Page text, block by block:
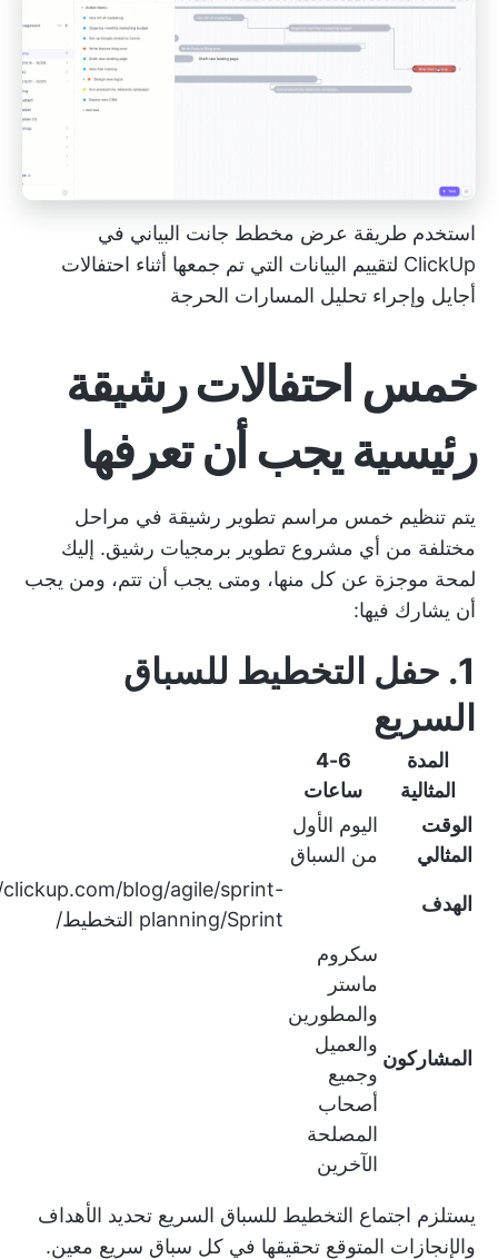
استخدم طريقة عرض مخطط جانت البياني في
ClickUp لتقييم البيانات التي تم جمعها أثناء احتفالات
أجايل وإجراء تحليل المسارات الحرجة
خمس احتفالات رشيقة
رئيسية يجب أن تعرفها
يتم تنظيم خمس مراسم تطوير رشيقة في مراحل
مختلفة من أي مشروع تطوير برمجيات رشيق. إليك
لمحة موجزة عن كل منها، ومتى يجب أن تتم، ومن يجب
أن يشارك فيها:
1. حفل التخطيط للسباق
السريع
المدة
المثالية
4-6
ساعات
الوقت
المثالي
اليوم الأول
من السباق
الهدف
blog/agile/sprint-
planning/Sprint التخطيط/
المشاركون
سكروم
ماستر
والمطورين
والعميل
وجميع
أصحاب
المصلحة
الآخرين
يستلزم اجتماع التخطيط للسباق السريع تحديد الأهداف
والإنجازات المتوقع تحقيقها في كل سباق سريع معين.